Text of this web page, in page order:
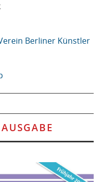
Berliner Künstler